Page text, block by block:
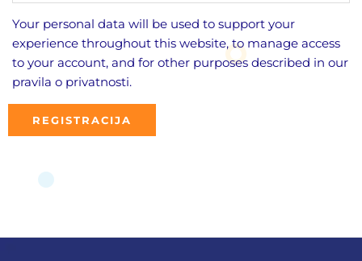
Your personal data will be used to support your
experience throughout this website, to manage access
to your account, and for other purposes described in our
pravila o privatnosti.